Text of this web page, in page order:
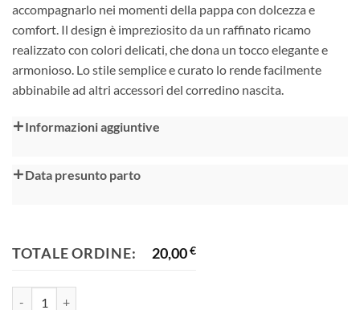
accompagnarlo nei momenti della pappa con dolcezza e
comfort. Il design è impreziosito da un raffinato ricamo
realizzato con colori delicati, che dona un tocco elegante e
armonioso. Lo stile semplice e curato lo rende facilmente
abbinabile ad altri accessori del corredino nascita.
Informazioni aggiuntive
Data presunto parto
TOTALE ORDINE: 20,00€
Alternative: